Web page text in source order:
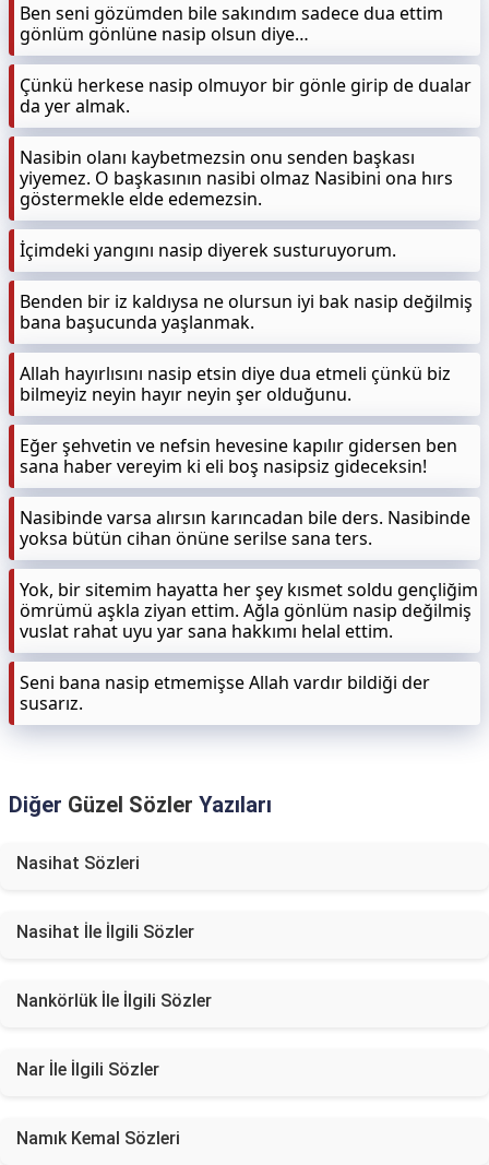
Ben seni gözümden bile sakındım sadece dua ettim
gönlüm gönlüne nasip olsun diye…
Çünkü herkese nasip olmuyor bir gönle girip de dualar
da yer almak.
Nasibin olanı kaybetmezsin onu senden başkası
yiyemez. O başkasının nasibi olmaz Nasibini ona hırs
göstermekle elde edemezsin.
İçimdeki yangını nasip diyerek susturuyorum.
Benden bir iz kaldıysa ne olursun iyi bak nasip değilmiş
bana başucunda yaşlanmak.
Allah hayırlısını nasip etsin diye dua etmeli çünkü biz
bilmeyiz neyin hayır neyin şer olduğunu.
Eğer şehvetin ve nefsin hevesine kapılır gidersen ben
sana haber vereyim ki eli boş nasipsiz gideceksin!
Nasibinde varsa alırsın karıncadan bile ders. Nasibinde
yoksa bütün cihan önüne serilse sana ters.
Yok, bir sitemim hayatta her şey kısmet soldu gençliğim
ömrümü aşkla ziyan ettim. Ağla gönlüm nasip değilmiş
vuslat rahat uyu yar sana hakkımı helal ettim.
Seni bana nasip etmemişse Allah vardır bildiği der
susarız.
Diğer Güzel Sözler Yazıları
Nasihat Sözleri
Nasihat İle İlgili Sözler
Nankörlük İle İlgili Sözler
Nar İle İlgili Sözler
Namık Kemal Sözleri